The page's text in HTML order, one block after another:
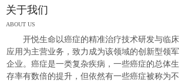
开悦生命以癌症的精准治疗技术研发与临床
应用为主营业务，致力成为该领域的创新型领军
企业。癌症是一类复杂疾病，一些癌症的总体生
存率有数倍的提升，但依然有一些癌症被称为不
ABOUT US
关于我们